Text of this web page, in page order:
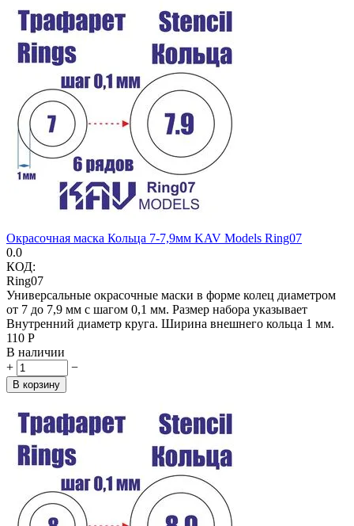
Окрасочная маска Кольца 7-7,9мм KAV Models Ring07
0.0
КОД:
Ring07
Универсальные окрасочные маски в форме колец диаметром
от 7 до 7,9 мм с шагом 0,1 мм. Размер набора указывает
Внутренний диаметр круга. Ширина внешнего кольца 1 мм.
‍110‍ Р
В наличии
+
−
В корзину